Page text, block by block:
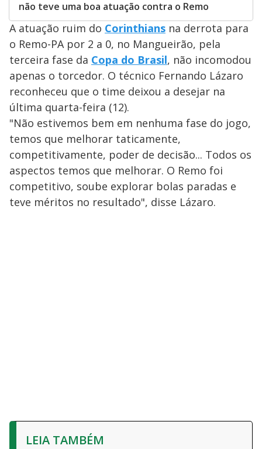
não teve uma boa atuação contra o Remo
A atuação ruim do Corinthians na derrota para
o Remo-PA por 2 a 0, no Mangueirão, pela
terceira fase da Copa do Brasil, não incomodou
apenas o torcedor. O técnico Fernando Lázaro
reconheceu que o time deixou a desejar na
última quarta-feira (12).
"Não estivemos bem em nenhuma fase do jogo,
temos que melhorar taticamente,
competitivamente, poder de decisão... Todos os
aspectos temos que melhorar. O Remo foi
competitivo, soube explorar bolas paradas e
teve méritos no resultado", disse Lázaro.
LEIA TAMBÉM